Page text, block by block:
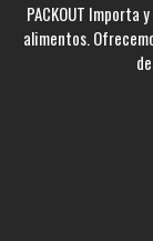
PACKOUT Importa
alimentos.